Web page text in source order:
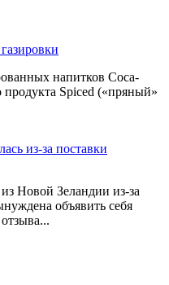
напитков Coca-
Spiced («пряный»
из-за поставки
Новой Зеландии из-за
объявить себя